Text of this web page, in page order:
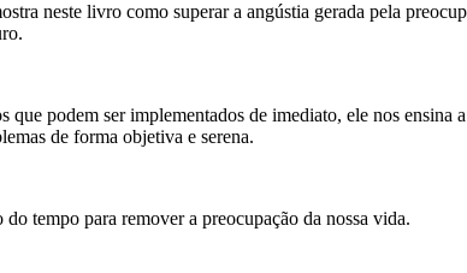
neste livro como superar a angústia gerada pela
podem ser implementados de imediato, ele nos ensina
de forma objetiva e serena.
tempo para remover a preocupação da nossa vida.